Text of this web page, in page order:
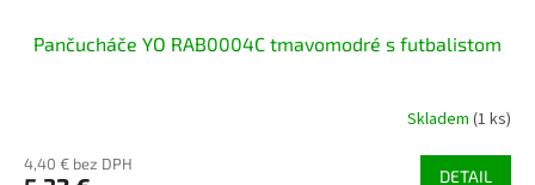
Pančucháče YO RAB0004C tmavomodré s futbalistom
Skladem (1 ks)
4,40 € bez DPH
DETAIL